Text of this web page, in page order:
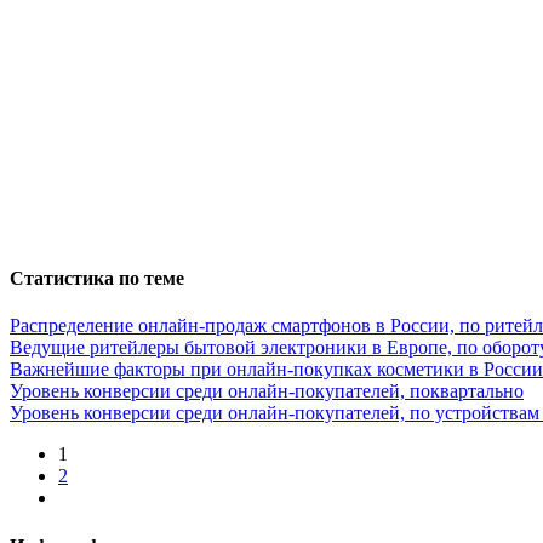
Статистика по теме
Распределение онлайн-продаж смартфонов в России, по
Ведущие ритейлеры бытовой электроники в Европе, по
Важнейшие факторы при онлайн-покупках косметики в России
Уровень конверсии среди онлайн-покупателей, поквартально
Уровень конверсии среди онлайн-покупателей, по
1
2